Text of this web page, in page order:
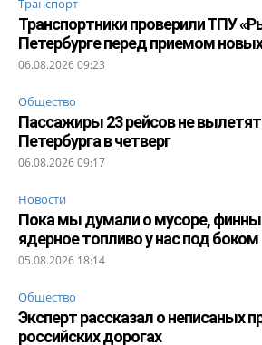
Транспортники проверили ТПУ
Петербурге перед приемом
06.08.2026 09:23
Общество
Пассажиры 23 рейсов не
Петербурга в четверг
06.08.2026 09:17
Новости
Пока мы думали о мусоре, финны
ядерное топливо у нас под боком
05.08.2026 18:14
Общество
Эксперт рассказал о неписаных
российских дорогах